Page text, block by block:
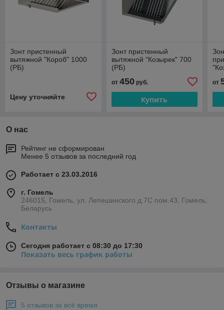
Зонт пристенный
вытяжной "Короб" 1000
(РБ)
Цену уточняйте
Зонт пристенный
вытяжной "Козырек" 700
(РБ)
от 450руб.
Купить
от
О нас
Рейтинг не сформирован
Менее 5 отзывов за последний год
Работает с 23.03.2016
г. Гомель
246015, Гомель, ул. Лепешинского д.7С пом.43, Гомель,
Беларусь
Контакты
Сегодня работает с 08:30 до 17:30
Показать весь график работы
Отзывы о магазине
5 отзывов за всё время